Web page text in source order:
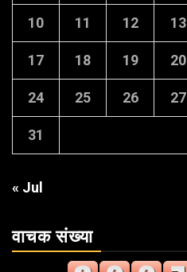
10 11 12 13
17 18 19 20
24 25 26 27
31
« Jul
वाचक संख्या